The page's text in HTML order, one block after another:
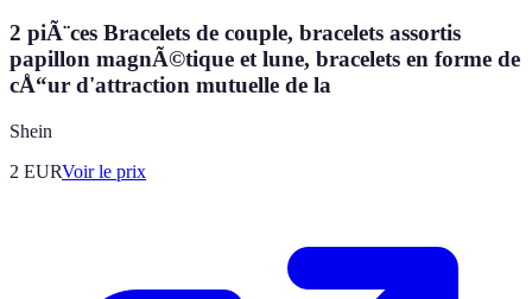
2 piÃ¨ces Bracelets de couple, bracelets assortis
papillon magnÃ©tique et lune, bracelets en forme de
cÅ“ur d'attraction mutuelle de la
Shein
2 EURVoir le prix